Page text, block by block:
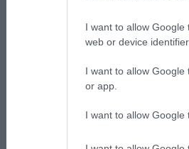
I want to allow
web or device
I want to allow
or app.
I want to allow Google
A szicíliai vecsernye-